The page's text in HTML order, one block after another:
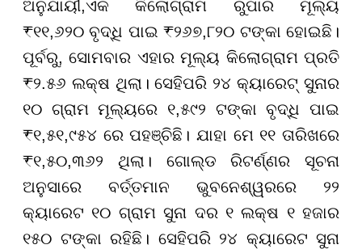
ଅନୁଯାୟୀ,ଏକ କିଲୋଗ୍ରାମ ରୁପାର ମୂଲ୍ୟ
₹୧୧,୬୨୦ ବୃଦ୍ଧି ପାଇ ₹୨୬୭,୮୨୦ ଟଙ୍କା ହୋଇଛି।
ପୂର୍ବରୁ, ସୋମବାର ଏହାର ମୂଲ୍ୟ କିଲୋଗ୍ରାମ ପ୍ରତି
₹୨.୫୬ ଲକ୍ଷ ଥିଲା। ସେହିପରି ୨୪ କ୍ୟାରେଟ୍ ସୁନାର
୧୦ ଗ୍ରାମ ମୂଲ୍ୟରେ ୧,୫୯୨ ଟଙ୍କା ବୃଦ୍ଧି ପାଇ
₹୧,୫୧,୯୫୪ ରେ ପହଞ୍ଚିଛି। ଯାହା ମେ ୧୧ ତାରିଖରେ
₹୧,୫୦,୩୬୨ ଥିଲା। ଗୋଲ୍ଡ ରିଟର୍ଣ୍ଣର ସୂଚନା
ଅନୁସାରେ ବର୍ତ୍ତମାନ ଭୁବନେଶ୍ୱରରେ ୨୨
କ୍ୟାରେଟ ୧୦ ଗ୍ରାମ ସୁନା ଦର ୧ ଲକ୍ଷ ୧ ହଜାର
୧୫୦ ଟଙ୍କା ରହିଛି। ସେହିପରି ୨୪ କ୍ୟାରେଟ ସୁନା